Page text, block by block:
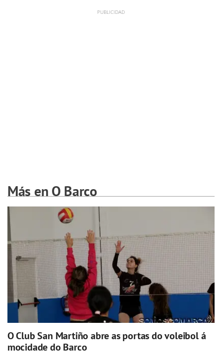
Más en O Barco
O Club San Martiño abre as portas do voleibol á
mocidade do Barco